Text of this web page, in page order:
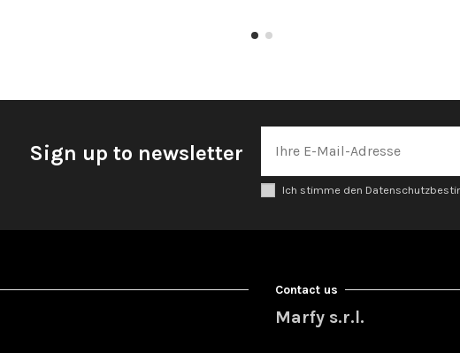
Sign up to newsletter
Ich stimme den
Contact us
Marfy s.r.l.